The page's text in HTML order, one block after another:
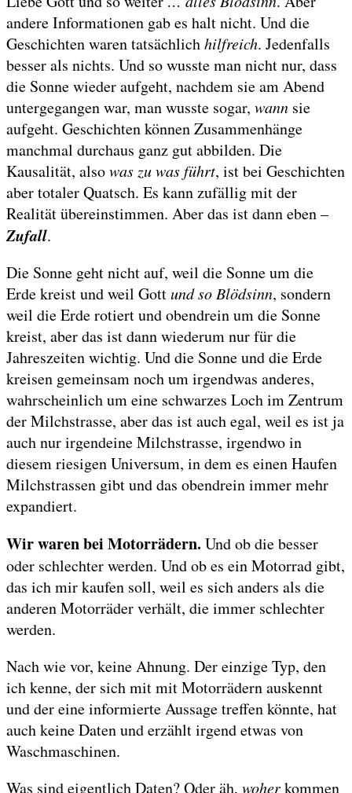
andere Informationen gab es halt nicht. Und die
Geschichten waren tatsächlichhilfreich. Jedenfalls
besser als nichts. Und so wusste man nicht nur, dass
die Sonne wieder aufgeht, nachdem sie am Abend
untergegangen war, man wusste sogar, wann sie
aufgeht. Geschichten können Zusammenhänge
manchmal durchaus ganz gut abbilden. Die
Kausalität, alsowas zu was führt, ist bei Geschichten
aber totaler Quatsch. Es kann zufällig mit der
Realität übereinstimmen. Aber das ist dann eben –
Zufall.
Die Sonne geht nicht auf, weil die Sonne um die
Erde kreist und weil Gottund so Blödsinn, sondern
weil die Erde rotiert und obendrein um die Sonne
kreist, aber das ist dann wiederum nur für die
Jahreszeiten wichtig. Und die Sonne und die Erde
kreisen gemeinsam noch um irgendwas anderes,
wahrscheinlich um eine schwarzes Loch im Zentrum
der Milchstrasse, aber das ist auch egal, weil es ist ja
auch nur irgendeine Milchstrasse, irgendwo in
diesem riesigen Universum, in dem es einen Haufen
Milchstrassen gibt und das obendrein immer mehr
expandiert.
Wir waren bei Motorrädern. Und ob die besser
oder schlechter werden. Und ob es ein Motorrad gibt,
das ich mir kaufen soll, weil es sich anders als die
anderen Motorräder verhält, die immer schlechter
werden.
Nach wie vor, keine Ahnung. Der einzige Typ, den
ich kenne, der sich mit mit Motorrädern auskennt
und der eine informierte Aussage treffen könnte, hat
auch keine Daten und erzählt irgend etwas von
Waschmaschinen.
Was sind eigentlich Daten? Oder äh, woherkommen